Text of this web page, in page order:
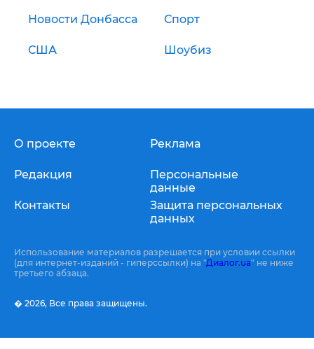
Новости Донбасса Спорт
США Шоубиз
О проекте
Редакция
Контакты
Реклама
Персональные
данные
Защита персональных
данных
Использование материалов разрешается при условии ссылки
(для интернет-изданий - гиперссылки) на "Диалог.ua" не ниже
третьего абзаца.
� 2026, Все права защищены.